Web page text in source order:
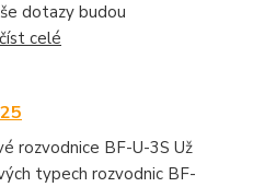
dotazy budou
číst celé
rozvodnice BF-U-3S Už
typech rozvodnic BF-